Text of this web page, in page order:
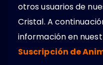
otros usuarios de
Cristal. A
información en
Suscripción de